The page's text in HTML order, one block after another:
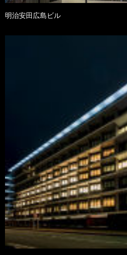
明治安田広島ビル